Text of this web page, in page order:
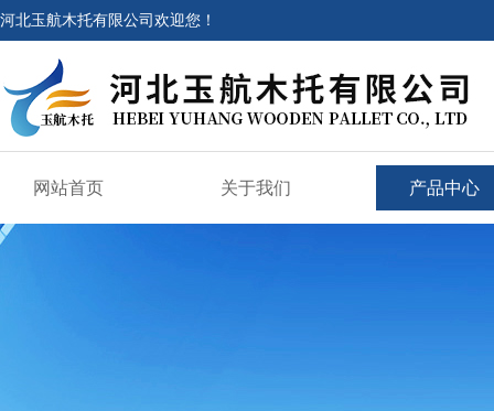
河北玉航木托有限公司欢迎您！
网站首页 关于我们 产品中心